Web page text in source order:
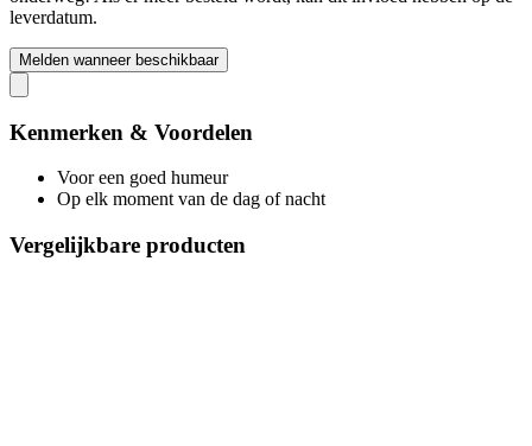
leverdatum.
Melden wanneer beschikbaar
Kenmerken & Voordelen
Voor een goed humeur
Op elk moment van de dag of nacht
Vergelijkbare producten